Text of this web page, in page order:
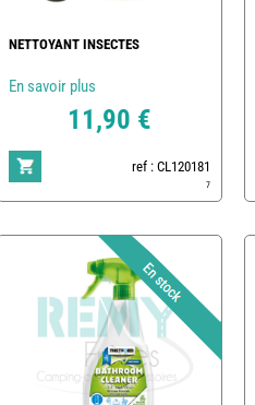
NETTOYANT INSECTES
En savoir plus
11,90 €
ref : CL120181
7